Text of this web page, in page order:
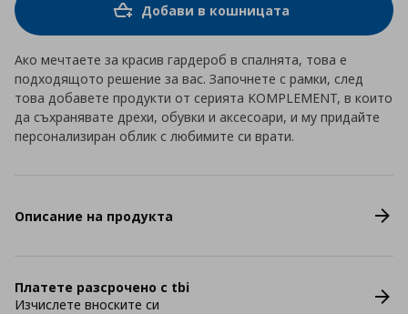
Добави в кошницата
Ако мечтаете за красив гардероб в спалнята, това е
подходящото решение за вас. Започнете с рамки, след
това добавете продукти от серията KOMPLEMENT, в които
да съхранявате дрехи, обувки и аксесоари, и му придайте
персонализиран облик с любимите си врати.
Описание на продукта
Платете разсрочено с tbi
Изчислете вноските си